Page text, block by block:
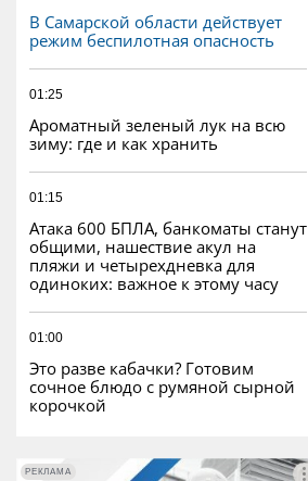
В Самарской области действует
режим беспилотная опасность
01:25
Ароматный зеленый лук на всю
зиму: где и как хранить
01:15
Атака 600 БПЛА, банкоматы станут
общими, нашествие акул на
пляжи и четырехдневка для
одиноких: важное к этому часу
01:00
Это разве кабачки? Готовим
сочное блюдо с румяной сырной
корочкой
РЕКЛАМА РЕКЛАМА